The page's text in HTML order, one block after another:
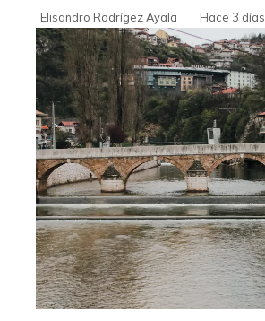
Elisandro Rodrígez Ayala Hace 3 días